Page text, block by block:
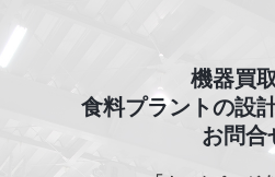
機器買
食料プラントの設
お問合